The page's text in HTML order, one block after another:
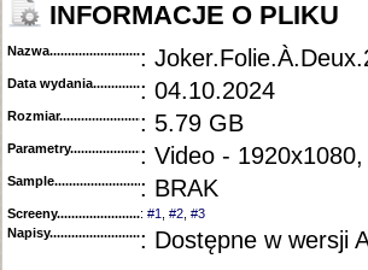
INFORMACJE O PLIKU
Nazwa.............................................
:
Data wydania......................................
: 04.10.2024
Rozmiar...........................................
: 5.79 GB
Parametry.........................................
: Video -
Sample............................................
: BRAK
Screeny...........................................
: #1 #2 #3
Napisy............................................: Dostępne w wersji